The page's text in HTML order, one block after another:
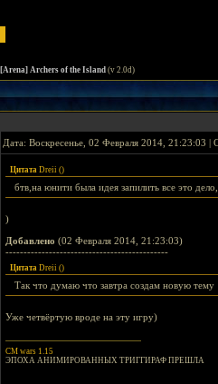
[Arena] Archers of the Island (v 2.0d)
Дата: Воскресенье, 02 Февраля 2014, 21:23:03 |
Цитата Dreii ()
бтв,на юнити была идея запилить все это
)
Добавлено (02 Февраля 2014, 21:23:03)
---------------------------------------------
Цитата Dreii ()
Так что думаю что завтра создам новую тему
Уже четвёртую вроде на эту игру)
CM wars 1.15
ЭПОХА АНИМИРОВАННЫХ ТРИГГИРАФ ПРЕШЛА